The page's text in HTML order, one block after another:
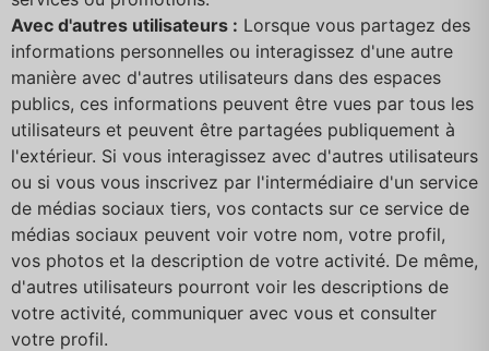
Avec d'autres utilisateurs : Lorsque vous partagez des
informations personnelles ou interagissez d'une autre
manière avec d'autres utilisateurs dans des espaces
publics, ces informations peuvent être vues par tous les
utilisateurs et peuvent être partagées publiquement à
l'extérieur. Si vous interagissez avec d'autres utilisateurs
ou si vous vous inscrivez par l'intermédiaire d'un service
de médias sociaux tiers, vos contacts sur ce service de
médias sociaux peuvent voir votre nom, votre profil,
vos photos et la description de votre activité. De même,
d'autres utilisateurs pourront voir les descriptions de
votre activité, communiquer avec vous et consulter
votre profil.